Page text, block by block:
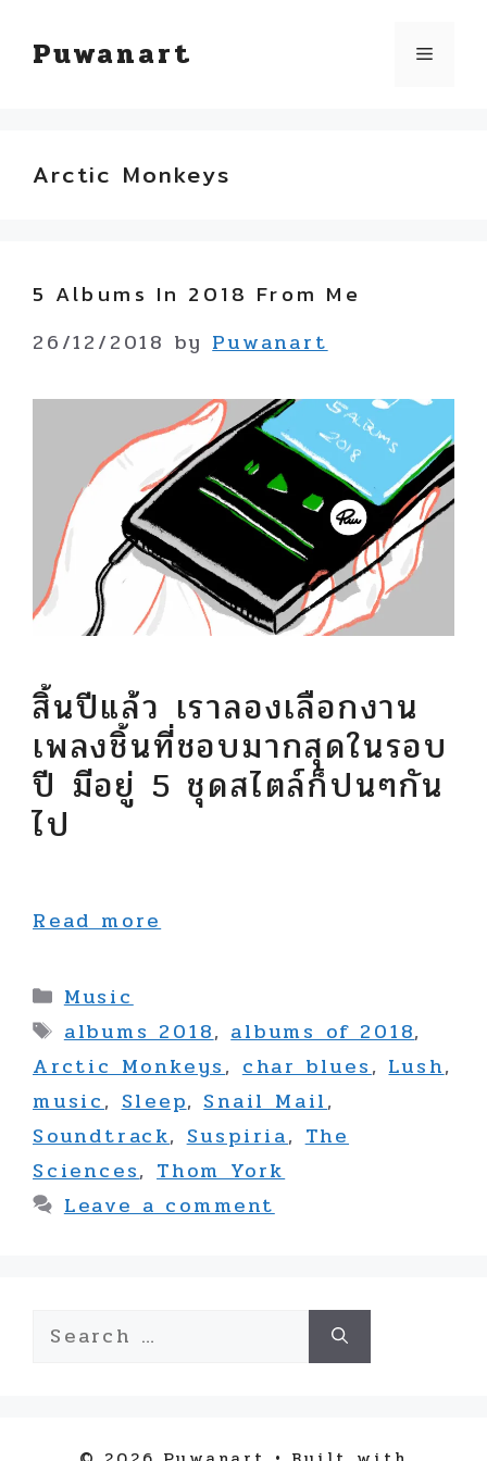
Puwanart Menu
Arctic Monkeys
5 Albums In 2018 From Me
26/12/2018 byPuwanart
สิ้นปีแล้ว เราลองเลือกงาน
เพลงชิ้นที่ชอบมากสุดในรอบ
ปี มีอยู่ 5 ชุดสไตล์ก็ปนๆกัน
ไป
Read more
Categories
Music
Tags
albums 2018,albums of 2018,
Arctic Monkeys,char blues,Lush,
music,Sleep,Snail Mail,
Soundtrack,Suspiria,The
Sciences,Thom York
Leave a comment
Search